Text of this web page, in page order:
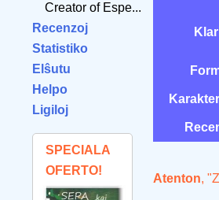
Creator of Espe...
Recenzoj
Statistiko
Elŝutu
Helpo
Ligiloj
SPECIALA
OFERTO!
Atenton,